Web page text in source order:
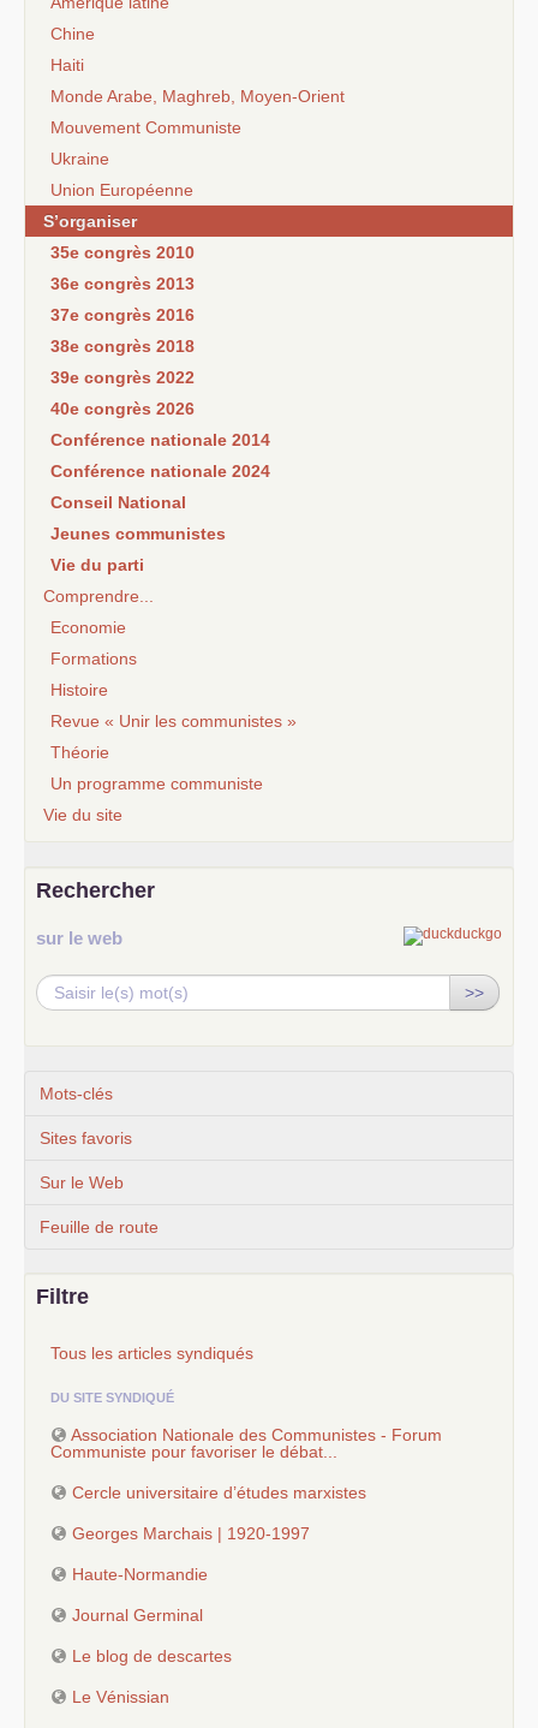
Chine
Haiti
Monde Arabe, Maghreb, Moyen-Orient
Mouvement Communiste
Ukraine
Union Européenne
S’organiser
35e congrès 2010
36e congrès 2013
37e congrès 2016
38e congrès 2018
39e congrès 2022
40e congrès 2026
Conférence nationale 2014
Conférence nationale 2024
Conseil National
Jeunes communistes
Vie du parti
Comprendre...
Economie
Formations
Histoire
Revue « Unir les communistes »
Théorie
Un programme communiste
Vie du site
Rechercher
sur le web
>>
Mots-clés
Sites favoris
Sur le Web
Feuille de route
Filtre
Tous les articles syndiqués
DU SITE SYNDIQUÉ
Association Nationale des Communistes - Forum
Communiste pour favoriser le débat...
Cercle universitaire d’études marxistes
Georges Marchais | 1920-1997
Haute-Normandie
Journal Germinal
Le blog de descartes
Le Vénissian